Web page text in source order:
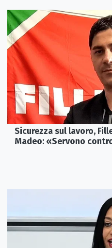
Sicurezza sul lavoro,
Madeo: «Servono